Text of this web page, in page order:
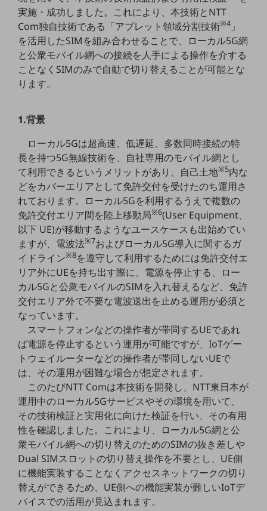
ネットワーク・モバイル
クラウド・データセンター
電話・映像コミュニケーション
セキュリティ
データ利活用
運用管理
業務支援・マーケティング
災害対策・BCP
課題・ニーズで探す
課題・ニーズで探すTOP
コミュニケーション・情報共有
マーケティング
業務効率化
災害対策
職場環境整備
地域共創・地方創生
セキュリティ対策
遠隔監視
顧客体験（CX）改善
自動化・省電化
人材不足解消
実施・成功しました。これにより、本技術とNTT
Com独自技術である「アプレット領域分割技術※4 」
を活用したSIMを組み合わせることで、ローカル5G網
と公衆モバイル網への接続を人手による操作を介する
ことなくSIMのみで自動で切り替えることが可能とな
ります。
1.背景
ローカル5Gは超高速、低遅延、多数同時接続の特
長を持つ5G無線技術を、自社専用のモバイル網とし
て利用できるというメリットがあり、自己土地※5内な
どをカバーエリアとして免許交付を受けたのち運用さ
れております。ローカル5Gを利用するうえで複数の
免許交付エリア間を陸上移動局※6(User Equipment、
以下 UE)が移動するようなユースケースも出始めてい
ますが、電波法※7およびローカル5G導入に関するガ
イドライン※8を遵守して利用するためには免許交付エ
リア外にUEを持ち出す際に、電源を停止する、ロー
カル5Gと公衆モバイルのSIMを入れ替えるなど、免許
交付エリア外で不要な電波送出を止める運用が必須と
なっています。
スマートフォンなどの操作者が帯同するUEであれ
ば電源を停止するという運用が可能ですが、IoTゲー
トウェイルーターなどの操作者が帯同しないUEで
は、その運用が困難な場合が想定されます。
このたびNTT Comは本技術を開発し、NTT東日本が
運用中のローカル5Gサービスやその環境を用いて、
その技術検証と実用化に向けた検証を行い、その有用
性を確認しました。これにより、ローカル5G網と公
衆モバイル網への切り替えのためのSIMの抜き差しや
Dual SIMスロットの切り替え操作を不要とし、UE側
に機能実装することなくアクセスネットワークの切り
替えができるため、UE側への機能実装が難しいIoTデ
バイスでの活用が見込まれます。